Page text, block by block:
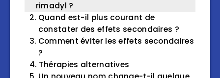
rimadyl ?
Quand est-il plus courant de
constater des effets secondaires ?
Comment éviter les effets secondaires
?
Thérapies alternatives